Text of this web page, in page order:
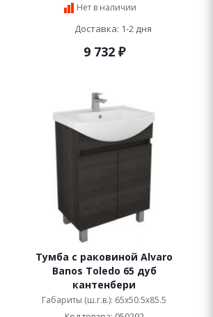
Нет в наличии
Доставка: 1-2 дня
9 732₽
Тумба с раковиной Alvaro
Banos Toledo 65 дуб
кантенбери
Габариты (ш.г.в.): 65x50.5x85.5